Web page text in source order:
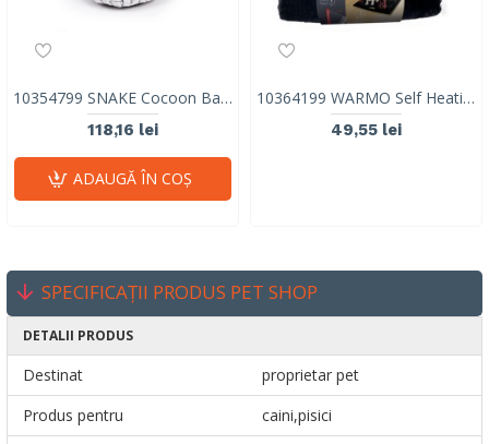
10354799 SNAKE Cocoon Basket
118,16 lei
ADAUGĂ ÎN COŞ
10364199 WARMO Self Heating Mat M
49,55 lei
SPECIFICAȚII PRODUS PET SHOP
DETALII PRODUS
Destinat
proprietar pet
Produs pentru
caini,pisici